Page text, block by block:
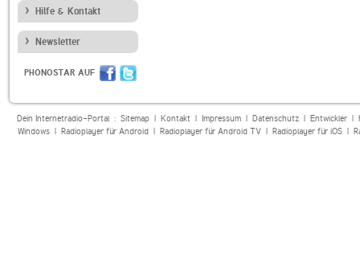
Hilfe & Kontakt
Newsletter
PHONOSTAR AUF
Dein Internetradio-Portal : Sitemap| Kontakt| Impressum| Datenschutz| Entwickler|
Windows| Radioplayer für Android| Radioplayer für Android TV| Radioplayer für iOS|